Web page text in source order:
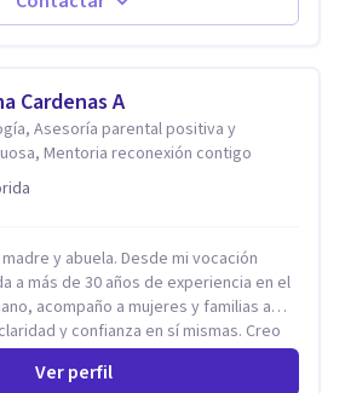
que se nos quedaran
GENTE.
Cardenas A
Asesoría parental positiva y
Mentoria reconexión contigo
y abuela. Desde mi vocación
a más de 30 años de experiencia en el
acompaño a mujeres y familias a
y confianza en sí mismas. Creo
vida está hecha de etapas, y que cada
espiritual y familiar— trae
Ver perfil